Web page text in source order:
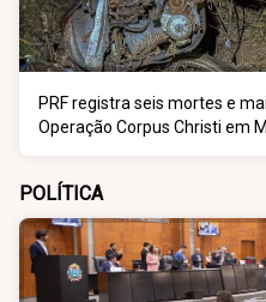
PRF registra seis mortes e
Operação Corpus Christi em
POLÍTICA